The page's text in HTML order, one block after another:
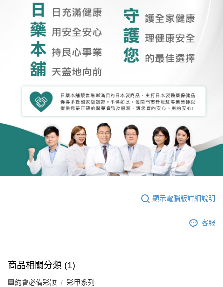
顯示電腦版詳細說明
客服
商品相關分類 (1)
🟦約會必備彩妝 彩甲系列